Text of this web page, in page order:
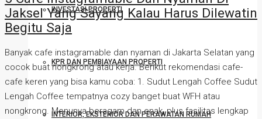
INVESTASI PROPERTI
KPR DAN PEMBIAYAAN PROPERTI
INTERIOR, EKSTERIOR DAN PERAWATAN RUMAH
Jaksel Yang Sayang Kalau Harus Dilewatin
Begitu Saja
Banyak cafe instagramable dan nyaman di Jakarta Selatan yang
cocok buat nongkrong atau kerja. Berikut rekomendasi cafe-
cafe keren yang bisa kamu coba: 1. Sudut Lengah Coffee Sudut
Lengah Coffee tempatnya cozy banget buat WFH atau
nongkrong. Menunya beragam dan enak, plus fasilitas lengkap